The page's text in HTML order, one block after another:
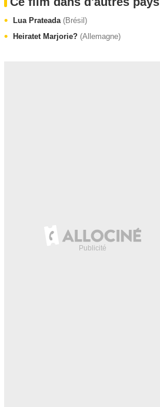
Lua Prateada (Brésil)
Heiratet Marjorie? (Allemagne)